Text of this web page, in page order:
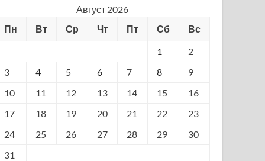
Август 2026
Пн
Вт Ср Чт Пт Сб
Вс
1
2
3
4 5 6 7 8
9
10
11 12 13 14 15
16
17
18 19 20 21 22
23
24
25 26 27 28 29
30
31